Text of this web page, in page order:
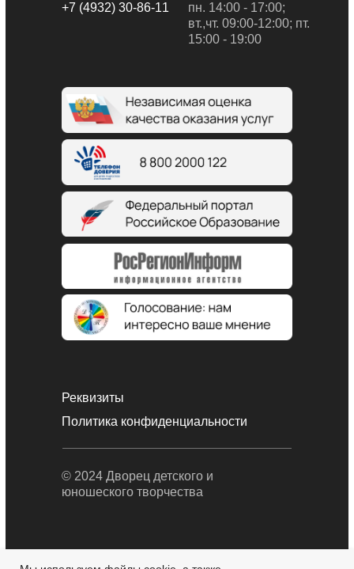
+7 (4932) 30-86-11
пн. 14:00 - 17:00;
вт.,чт. 09:00-12:00; пт.
15:00 - 19:00
© 2024 Дворец детского и
юношеского творчества
Политика конфиденциальности
Реквизиты